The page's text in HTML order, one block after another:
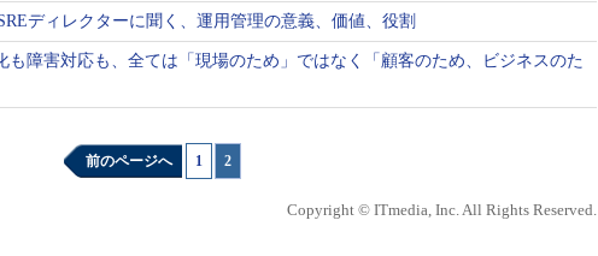
ディレクターに聞く、運用管理の意義、価値、役割
も障害対応も、全ては「現場のため」ではなく「顧客のため、ビジネスのた
前のページへ 1 2
Copyright © ITmedia, Inc. All Rights Reserved.